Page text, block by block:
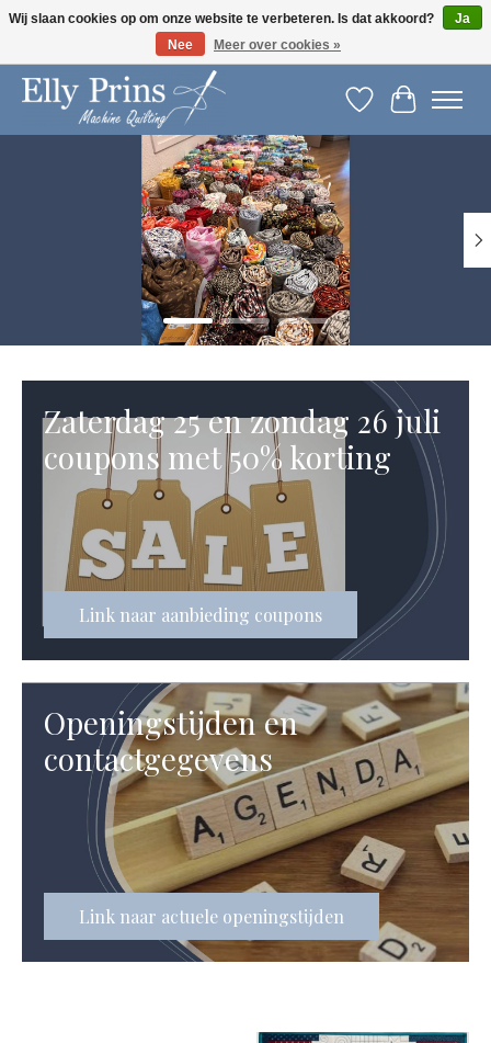
Let op: gewijzigde openingstijden!
Verlanglijst
Hero slideshow items
Zaterdag 25 en zondag 26 juli
coupons met 50% korting
Link naar aanbieding coupons
Openingstijden en
contactgegevens
Link naar actuele openingstijden
Wij slaan cookies op om onze website te verbeteren. Is dat akkoord?
Ja
Nee
Meer over cookies »